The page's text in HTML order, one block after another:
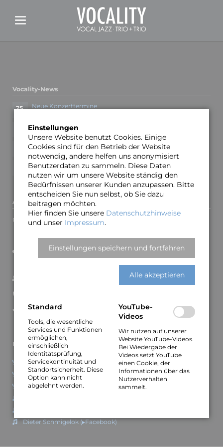
Vocality-News
25. Neue Konzerttermine
Vorverkauf für Minden 19.03. gestartet
Neue Termine für Winter/Frühjahr 2023
Neue Termine und neues Video
Adresse und Kontakt
Oliver Gies
Wilhelm-Bluhm-Straße 44
D–30451 Hannover
Tel.: +49-177-3299599
Cookie-Einstellungen
Links zu Bandmitgliedern
Claudia Burghard (▸Vivid Voices)
Nils Ole Peters (▸Knabenchor Hannover)
Oliver Gies
Dieter Schmigelok (▸Facebook)
Einstellungen
Unsere Website benutzt Cookies. Einige
Cookies sind für den Betrieb der Website
notwendig, andere helfen uns anonymisiert
Benutzerdaten zu sammeln. Diese Daten
nutzen wir um unsere Website ständig den
Bedürfnissen unserer Kunden anzupassen. Bitte
entscheiden Sie nun selbst, ob Sie dazu
beitragen möchten.
Hier finden Sie unsere Datenschutzhinweise
und unser Impressum.
Einstellungen speichern und fortfahren
Alle akzeptieren
Standard
Tools, die wesentliche
Services und Funktionen
ermöglichen,
einschließlich
Identitätsprüfung,
Servicekontinuität und
Standortsicherheit. Diese
Option kann nicht
abgelehnt werden.
YouTube-
Videos
Wir nutzen auf unserer
Website YouTube-Videos.
Bei Wiedergabe der
Videos setzt YouTube
einen Cookie, der
Informationen über das
Nutzerverhalten
sammelt.